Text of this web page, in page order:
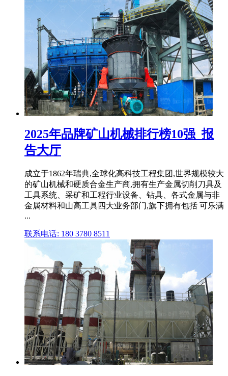
2025年品牌矿山机械排行榜10强_报
告大厅
成立于1862年瑞典,全球化高科技工程集团,世界规模较大
的矿山机械和硬质合金生产商,拥有生产金属切削刀具及
工具系统、采矿和工程行业设备、钻具、各式金属与非
金属材料和山高工具四大业务部门,旗下拥有包括 可乐满
...
联系电话: 180 3780 8511